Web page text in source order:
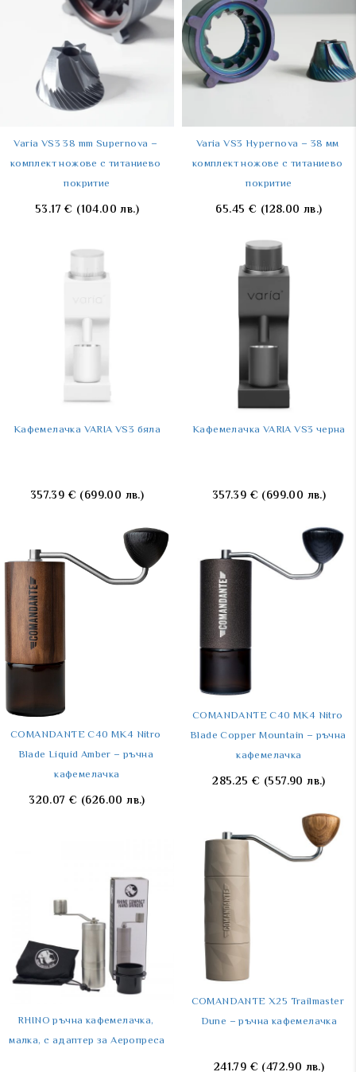
Varia VS3 38 mm Supernova –
комплект ножове с титаниево
покритие
53.17€ (104.00 лв.)
Varia VS3 Hypernova – 38 мм
комплект ножове с титаниево
покритие
65.45 € (128.00 лв.)
Kафемелачка VARIA VS3 бяла
357.39 € (699.00 лв.)
Kафемелачка VARIA VS3 черна
357.39 € (699.00 лв.)
COMANDANTE C40 MK4 Nitro
Blade Liquid Amber – ръчна
кафемелачка
320.07€ (626.00 лв.)
COMANDANTE C40 MK4 Nitro
Blade Copper Mountain – ръчна
кафемелачка
285.25€ (557.90 лв.)
COMANDANTE X25 Trailmaster
Dune – ръчна кафемелачка
241.79 € (472.90 лв.)
RHINO ръчна кафемелачка,
малка, с адаптер за Аеропреса